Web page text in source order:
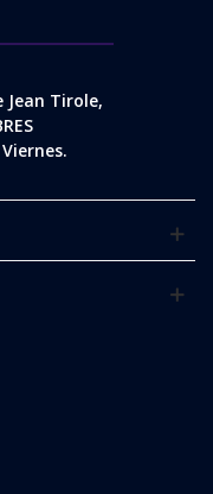
Jean Tirole,